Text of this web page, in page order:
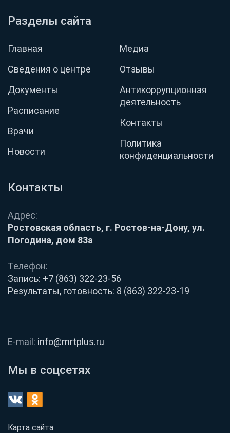
Контакты
Адрес:
Ростовская область, г. Ростов-на-Дону, ул.
Погодина, дом 83а
Телефон:
Запись: +7 (863) 322-23-56
Результаты, готовность: 8 (863) 322-23-19
E-mail: info@mrtplus.ru
Мы в соцсетях
Карта сайта
Разделы сайта
Главная
Сведения о центре
Документы
Расписание
Врачи
Новости
Медиа
Отзывы
Антикоррупционная
деятельность
Контакты
Политика
конфиденциальности